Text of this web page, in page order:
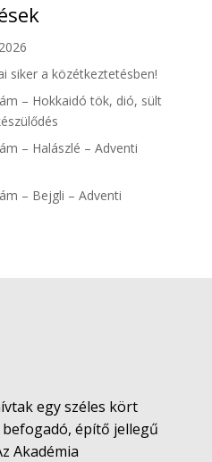
siker a közétkeztetésben!
– Hokkaidó tök, dió, sült
– Halászlé – Adventi
– Bejgli – Adventi
egy széles kört
építő jellegű
Akadémia